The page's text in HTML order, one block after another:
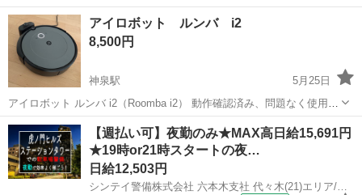
東京 渋谷区 神泉駅 生活家電
アイロボット ルンバ i2
8,500円
神泉駅
5月25日
アイロボット ルンバ i2（Roomba i2） 動作確認済み、問題なく使用で
きます。簡易清掃済みです。 【内容】・本体・充電ドック（付属品は
写真に写っているものが全てです） 【状態】使用に伴う小傷や多少の
汚れはありま...
東京 渋谷区 神泉駅 生活家電 アイロボット
【週払い可】夜勤のみ★MAX高日給15,691円
★19時or21時スタートの夜…
日給12,503円
シンテイ警備株式会社 六本木支社 代々木(21)エリア/A3203200117